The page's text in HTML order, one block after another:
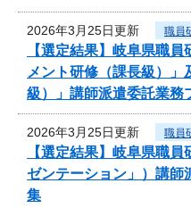
2026年3月25日更新 職員
【選定結果】岐阜県職
メント研修（課長級）
級）」講師派遣委託業務
2026年3月25日更新 職員
【選定結果】岐阜県職
ゼンテーション」）講師
集